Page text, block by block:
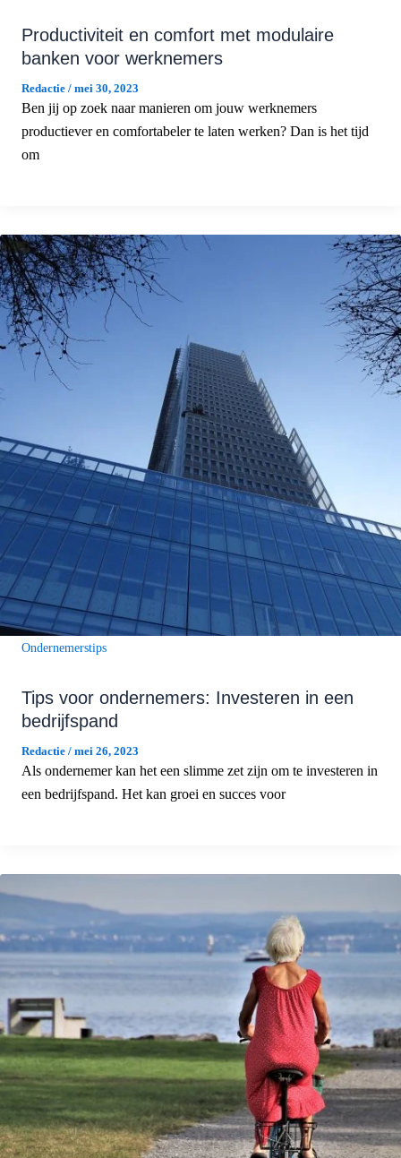
Productiviteit en comfort met modulaire
banken voor werknemers
Redactie / mei 30, 2023
Ben jij op zoek naar manieren om jouw werknemers
productiever en comfortabeler te laten werken? Dan is het tijd
om
Ondernemerstips
Tips voor ondernemers: Investeren in een
bedrijfspand
Redactie / mei 26, 2023
Als ondernemer kan het een slimme zet zijn om te investeren in
een bedrijfspand. Het kan groei en succes voor